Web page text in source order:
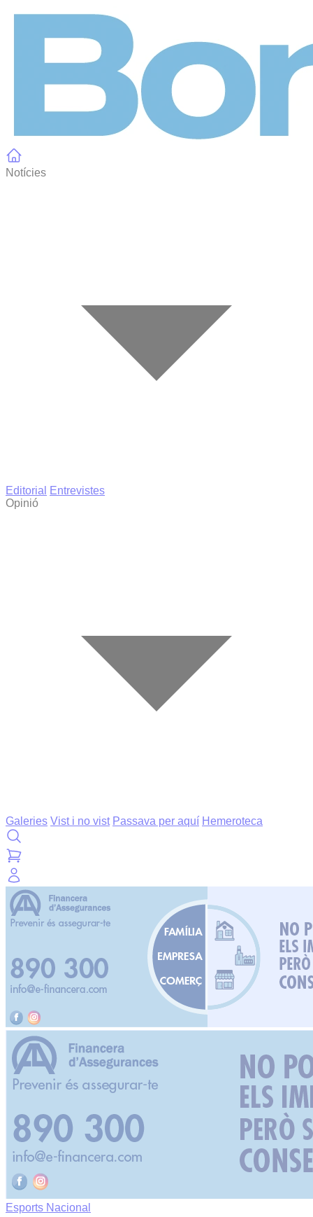
Notícies
Editorial
Entrevistes
Opinió
Galeries Vist i no vist Passava per aquí Hemeroteca
Esports Nacional